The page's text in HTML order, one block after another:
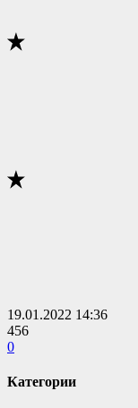
19.01.2022 14:36
456
0
Категории